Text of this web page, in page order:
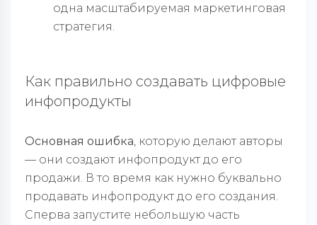
одна масштабируемая маркетинговая
стратегия.
Как правильно создавать цифровые
инфопродукты
Основная ошибка , которую делают авторы
— они создают инфопродукт до его
продажи. В то время как нужно буквально
продавать инфопродукт до его создания.
Сперва запустите небольшую часть